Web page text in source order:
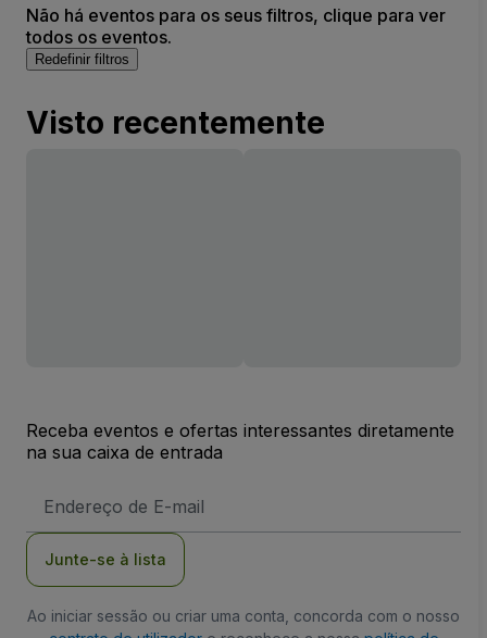
Não há eventos para os seus filtros, clique para ver
todos os eventos.
Redefinir filtros
Visto recentemente
Receba eventos e ofertas interessantes diretamente
na sua caixa de entrada
de
Junte-se à lista
Ao iniciar sessão ou criar uma conta, concorda com o nosso